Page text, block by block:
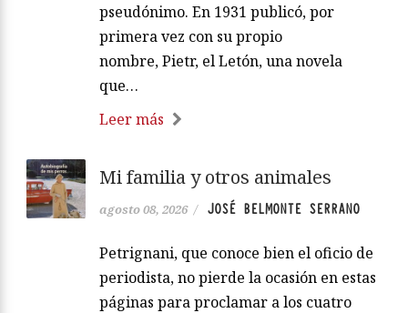
pseudónimo. En 1931 publicó, por
primera vez con su propio
nombre, Pietr, el Letón, una novela
que…
Leer más
Mi familia y otros animales
agosto 08, 2026 / JOSÉ BELMONTE SERRANO
Petrignani, que conoce bien el oficio de
periodista, no pierde la ocasión en estas
páginas para proclamar a los cuatro